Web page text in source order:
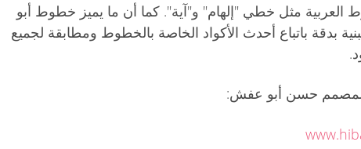
العربية مثل خطي "إلهام" و"آية". كما أن ما يميز خطوط أبو
بدقة باتباع أحدث الأكواد الخاصة بالخطوط ومطابقة لجميع
المصمم حسن أبو عفش: